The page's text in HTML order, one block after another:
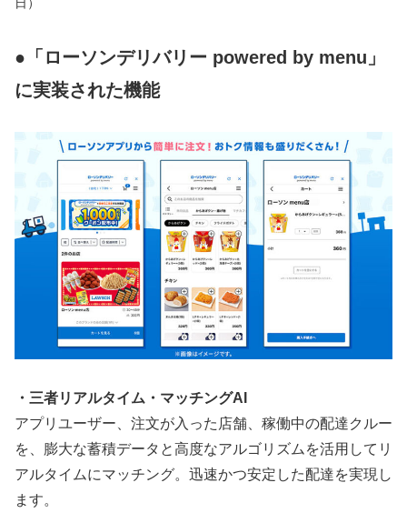
●「ローソンデリバリー powered by menu」
に実装された機能
・三者リアルタイム・マッチングAI
アプリユーザー、注文が入った店舗、稼働中の配達クルー
を、膨大な蓄積データと高度なアルゴリズムを活用してリ
アルタイムにマッチング。迅速かつ安定した配達を実現し
ます。